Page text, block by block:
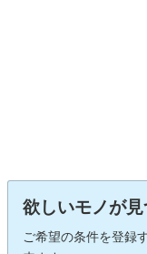
欲しいモノが
ご希望の条件を登録